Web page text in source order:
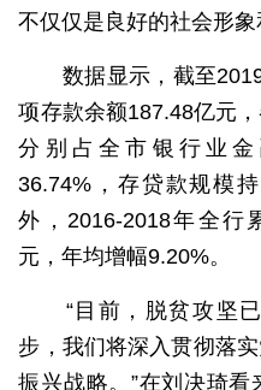
不仅仅是良好的社会形象
数据显示，截至2019
项存款余额187.48亿元
分别占全市银行业金
36.74%，存贷款规模
外，2016-2018年全行
元，年均增幅9.20%。
“目前，脱贫攻坚已
步，我们将深入贯彻落
振兴战略。”在刘决琦